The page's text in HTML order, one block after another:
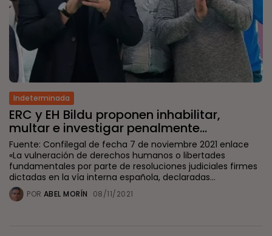
Indeterminada
ERC y EH Bildu proponen inhabilitar,
multar e investigar penalmente...
Fuente: Confilegal de fecha 7 de noviembre 2021 enlace
«La vulneración de derechos humanos o libertades
fundamentales por parte de resoluciones judiciales firmes
dictadas en la vía interna española, declaradas...
POR ABEL MORÍN 08/11/2021